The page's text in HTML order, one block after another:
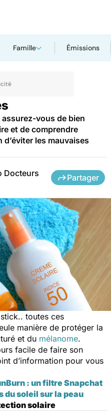
Famille Émissions
sur les
vous de bien
et de comprendre
les mauvaises
Docteurs Partager
toutes ces
manière de protéger la
et du mélanome.
facile de faire son
d’information pour vous
: un filtre Snapchat
du soleil sur la peau
solaire